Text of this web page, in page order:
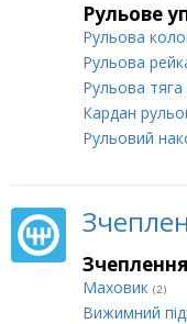
Рульове
Рульова
Рульова
Рульова тяга
Кардан
Рульовий
Зчеплення
Маховик (2)
Вижимний